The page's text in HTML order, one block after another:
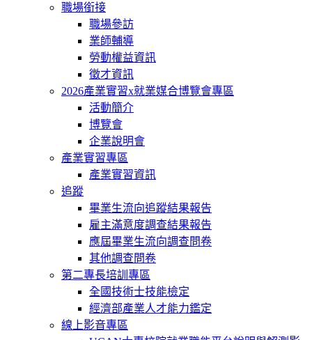
職場銜接
職場參訪
業師輔導
勞動權益資訊
徵才資訊
2026產業實習x就業媒合博覽會專區
活動簡介
博覽會
企業說明會
產業實習專區
產業實習資訊
追蹤
畢業生流向追蹤結果報告
雇主滿意度調查結果報告
應屆畢業生流向調查問卷
其他調查問卷
第二專長培訓專區
全國技術士技能檢定
經濟部產業人才能力鑑定
線上影音專區